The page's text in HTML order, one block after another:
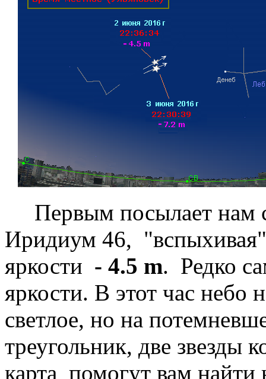
Первым посылает нам
Иридиум 46,
яркости - 4.5 m. Редко
яркости. В этот час небо
светлое, но на
треугольник, две звезды
карта помогут вам найти